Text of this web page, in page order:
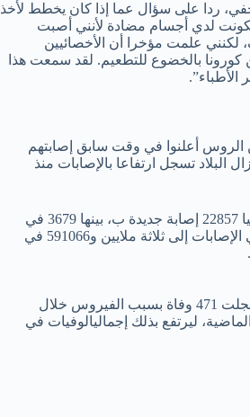
ردا على سؤال عما إذا كان يخطط لأخذ
لدي أجسام مضادة لأنني أصبت
علمت مؤخرا أن الأخصائيين
بالخضوع للتطعيم. لقد سمعت هذا
الروس أعلنوا في وقت سابق إصابتهم
البلاد تسجل ارتفاعا بالإصابات منذ
واليوم الإثنين، سجلت روسيا 22857 إصابة جديدة ب، بينها 3679 في
موسكو ليرتفع بذلك إجمالي الإصابات إلى ثلاثة ملايين و591066 في
كما ذكرت السلطات أنها سجلت 471 وفاة بسبب الفيروس خلال
ليرتفع بذلك إجماليالوفيات في